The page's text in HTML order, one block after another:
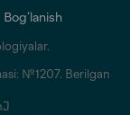
Bog‘lanish
№1207. Berilgan